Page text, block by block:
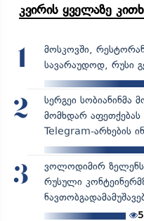
კვირის ყველაზე
1
მოსკოვში,
სავარაუდოდ, რუსი
2
სერგეი სობიანინმა
მომხდარ
Telegram-არხების
3
ვოლოდიმირ
რუსული